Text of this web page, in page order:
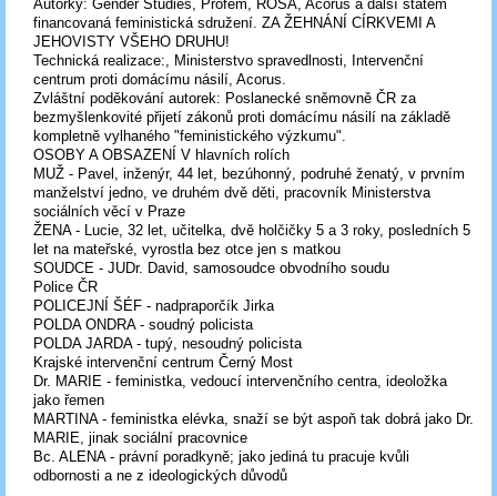
Autorky: Gender Studies, Profem, ROSA, Acorus a další státem
financovaná feministická sdružení. ZA ŽEHNÁNÍ CÍRKVEMI A
JEHOVISTY VŠEHO DRUHU!
Technická realizace:, Ministerstvo spravedlnosti, Intervenční
centrum proti domácímu násilí, Acorus.
Zvláštní poděkování autorek: Poslanecké sněmovně ČR za
bezmyšlenkovité přijetí zákonů proti domácímu násilí na základě
kompletně vylhaného "feministického výzkumu".
OSOBY A OBSAZENÍ V hlavních rolích
MUŽ - Pavel, inženýr, 44 let, bezúhonný, podruhé ženatý, v prvním
manželství jedno, ve druhém dvě děti, pracovník Ministerstva
sociálních věcí v Praze
ŽENA - Lucie, 32 let, učitelka, dvě holčičky 5 a 3 roky, posledních 5
let na mateřské, vyrostla bez otce jen s matkou
SOUDCE - JUDr. David, samosoudce obvodního soudu
Police ČR
POLICEJNÍ ŠÉF - nadpraporčík Jirka
POLDA ONDRA - soudný policista
POLDA JARDA - tupý, nesoudný policista
Krajské intervenční centrum Černý Most
Dr. MARIE - feministka, vedoucí intervenčního centra, ideoložka
jako řemen
MARTINA - feministka elévka, snaží se být aspoň tak dobrá jako Dr.
MARIE, jinak sociální pracovnice
Bc. ALENA - právní poradkyně; jako jediná tu pracuje kvůli
odbornosti a ne z ideologických důvodů